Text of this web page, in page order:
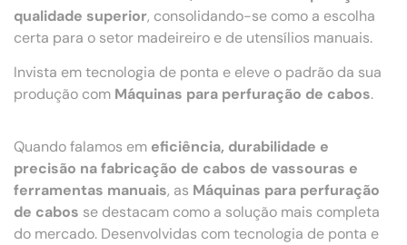
qualidade superior, consolidando-se como a escolha
certa para o setor madeireiro e de utensílios manuais.
Invista em tecnologia de ponta e eleve o padrão da sua
produção com Máquinas para perfuração de cabos.
Quando falamos em eficiência, durabilidade e
precisão na fabricação de cabos de vassouras e
ferramentas manuais, as Máquinas para perfuração
de cabos se destacam como a solução mais completa
do mercado. Desenvolvidas com tecnologia de ponta e